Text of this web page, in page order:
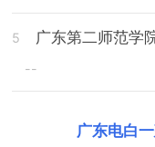
5 广东第二师范学
--
广东电白